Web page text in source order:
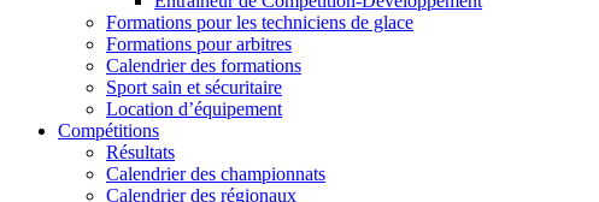
Formations pour les techniciens de glace
Formations pour arbitres
Calendrier des formations
Sport sain et sécuritaire
Location d’équipement
Compétitions
Résultats
Calendrier des championnats
Calendrier des régionaux